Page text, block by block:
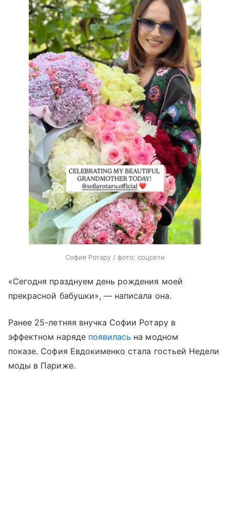
София Ротару / фото: соцсети
«Сегодня празднуем день рождения моей
прекрасной бабушки», — написала она.
Ранее 25-летняя внучка Софии Ротару в
эффектном наряде появилась на модном
показе. София Евдокименко стала гостьей Недели
моды в Париже.